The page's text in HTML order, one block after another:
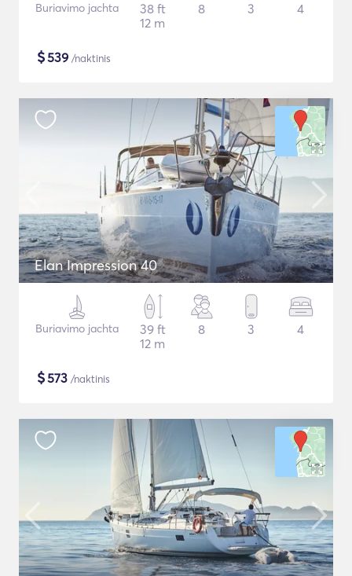
Buriavimo jachta
38 ft
12 m
8 3 4
$539 /naktinis
Elan Impression 40
Buriavimo jachta
39 ft
12 m
8 3 4
$573 /naktinis